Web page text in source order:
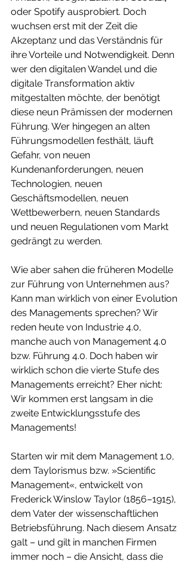
oder Spotify ausprobiert. Doch
wuchsen erst mit der Zeit die
Akzeptanz und das Verständnis für
ihre Vorteile und Notwendigkeit. Denn
wer den digitalen Wandel und die
digitale Transformation aktiv
mitgestalten möchte, der benötigt
diese neun Prämissen der modernen
Führung. Wer hingegen an alten
Führungsmodellen festhält, läuft
Gefahr, von neuen
Kundenanforderungen, neuen
Technologien, neuen
Geschäftsmodellen, neuen
Wettbewerbern, neuen Standards
und neuen Regulationen vom Markt
gedrängt zu werden.
Wie aber sahen die früheren Modelle
zur Führung von Unternehmen aus?
Kann man wirklich von einer Evolution
des Managements sprechen? Wir
reden heute von Industrie 4.0,
manche auch von Management 4.0
bzw. Führung 4.0. Doch haben wir
wirklich schon die vierte Stufe des
Managements erreicht? Eher nicht:
Wir kommen erst langsam in die
zweite Entwicklungsstufe des
Managements!
Starten wir mit dem Management 1.0,
dem Taylorismus bzw. »Scientific
Management«, entwickelt von
Frederick Winslow Taylor (1856–1915),
dem Vater der wissenschaftlichen
Betriebsführung. Nach diesem Ansatz
galt – und gilt in manchen Firmen
immer noch – die Ansicht, dass die